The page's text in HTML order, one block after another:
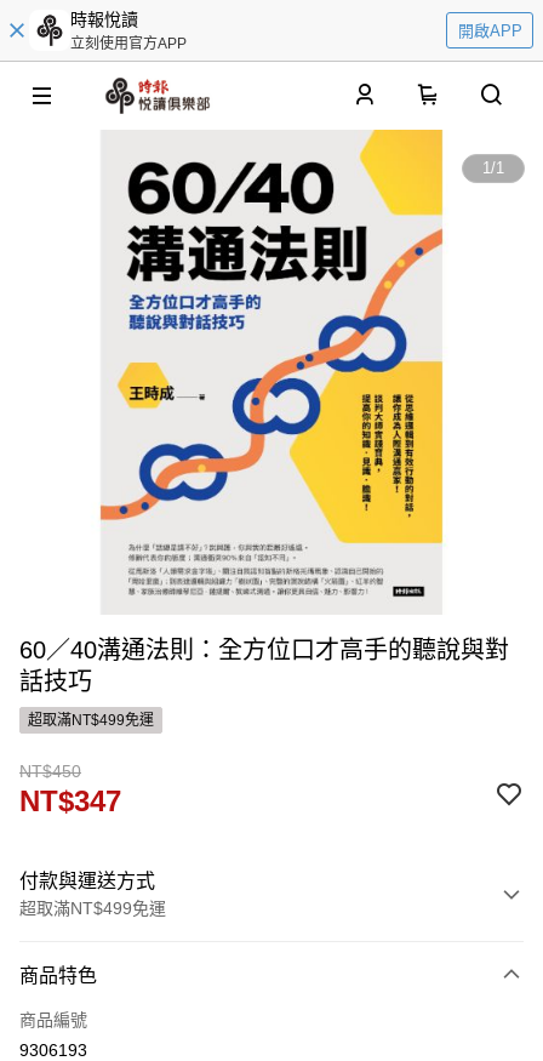
時報悅讀
立刻使用官方APP
開啟APP
1/1
60／40溝通法則：全方位口才高手的聽說與對
話技巧
超取滿NT$499免運
NT$450
NT$347
付款與運送方式
超取滿NT$499免運
信用卡一次付款
ATM付款
商品特色
商品編號
9306193